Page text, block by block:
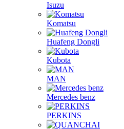
Isuzu
Komatsu
Huafeng Dongli
Kubota
MAN
Mercedes benz
PERKINS